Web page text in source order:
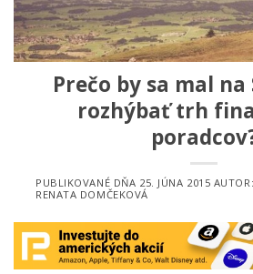
Prečo by sa mal na
rozhýbať trh
PUBLIKOVANÉ DŇA 25. JÚNA 2015 AUTOR:
RENATA DOMČEKOVÁ